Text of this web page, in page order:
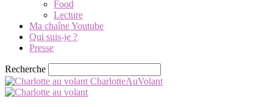
Food
Lecture
Ma chaîne Youtube
Qui suis-je ?
Presse
Recherche
CharlotteAuVolant